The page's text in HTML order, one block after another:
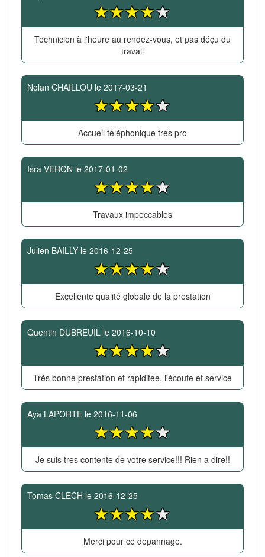
Technicien à l'heure au rendez-vous, et pas déçu du
travail
Nolan CHAILLOU le 2017-03-21
Accueil téléphonique trés pro
Isra VERON le 2017-01-02
Travaux impeccables
Julien BAILLY le 2016-12-25
Excellente qualité globale de la prestation
Quentin DUBREUIL le 2016-10-10
Trés bonne prestation et rapiditée, l'écoute et service
Aya LAPORTE le 2016-11-06
Je suis tres contente de votre service!!! Rien a dire!!
Tomas CLECH le 2016-12-25
Merci pour ce depannage.